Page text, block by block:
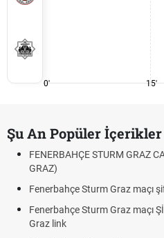
0' 15'
Şu An Popüler İçerikler
FENERBAHÇE STURM GRAZ
GRAZ)
Fenerbahçe Sturm Graz maçı
Fenerbahçe Sturm Graz maçı
Graz link